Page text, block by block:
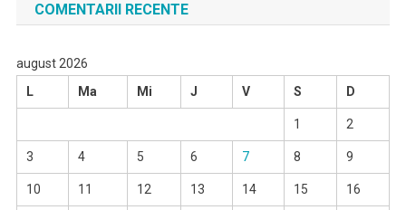
COMENTARII RECENTE
august 2026
L
Ma Mi J V S D
1 2
3 4 5 6 7 8 9
10 11 12 13 14 15 16